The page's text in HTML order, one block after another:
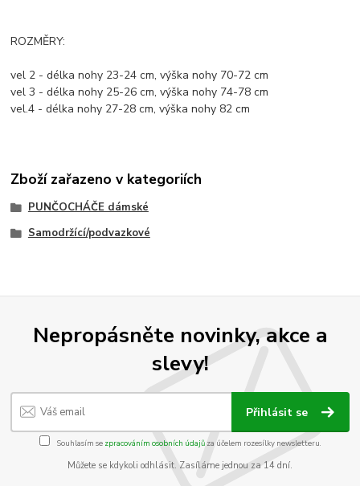
ROZMĚRY:
vel 2 - délka nohy 23-24 cm, výška nohy 70-72 cm
vel 3 - délka nohy 25-26 cm, výška nohy 74-78 cm
vel.4 - délka nohy 27-28 cm, výška nohy 82 cm
Zboží zařazeno v kategoriích
PUNČOCHÁČE dámské
Samodržící/podvazkové
Nepropásněte novinky, akce a
slevy!
Přihlásit se
Souhlasím se zpracováním osobních údajůza účelem rozesílky newsletteru.
Můžete se kdykoli odhlásit. Zasíláme jednou za 14 dní.